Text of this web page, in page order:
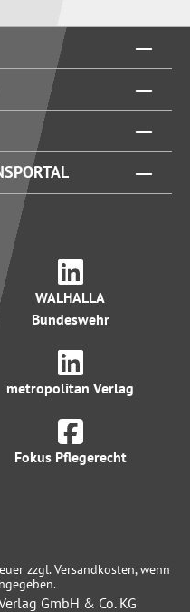
WALHALLA
Bundeswehr
metropolitan Verlag
Fokus Pflegerecht
zzgl. Versandkosten, wenn
GmbH & Co. KG